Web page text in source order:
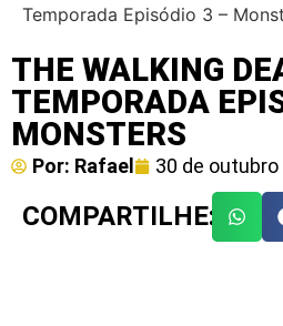
Temporada Episódio 3 –
THE WALKING
TEMPORADA
MONSTERS
Por: Rafael 30 de
COMPARTILHE: